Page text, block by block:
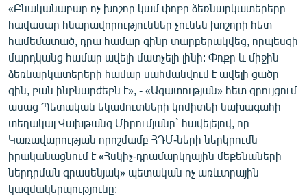
«Բնականաբար ոչ խոշոր կամ փոքր ձեռնարկատերերը
հավասար հնարավորություններ չունեն խոշորի հետ
համեմատած, դրա համար գինը տարբերակվեց, որպեսզի
մարդկանց համար ավելի մատչելի լինի: Փոքր և միջին
ձեռնարկատերերի համար սահմանվում է ավելի ցածր
գին, քան ինքնարժեքն է», - «Ազատության» հետ զրույցում
ասաց Պետական եկամուտների կոմիտեի նախագահի
տեղակալ Վախթանգ Միրումյանը` հավելելով, որ
Կառավարության որոշմամբ ՀԴՄ-ների ներկրումն
իրականացնում է «Հսկիչ-դրամարկղային մեքենաների
ներդրման գրասենյակ» պետական ոչ առևտրային
կազմակերպությունը: